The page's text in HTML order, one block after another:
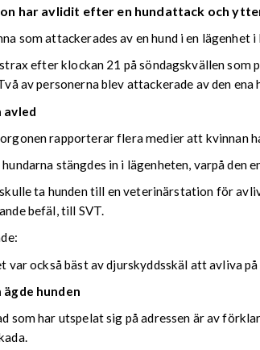
har avlidit efter en hundattack och
som attackerades av en hund i en
efter klockan 21 på söndagskvällen som
av personerna blev attackerade av den
avled
rapporterar flera medier att kvinnan
hundarna stängdes in i lägenheten, varpå den
ta hunden till en veterinärstation för
befäl, till SVT.
var också bäst av djurskyddsskäl att avliva på
ägde hunden
som har utspelat sig på adressen är av